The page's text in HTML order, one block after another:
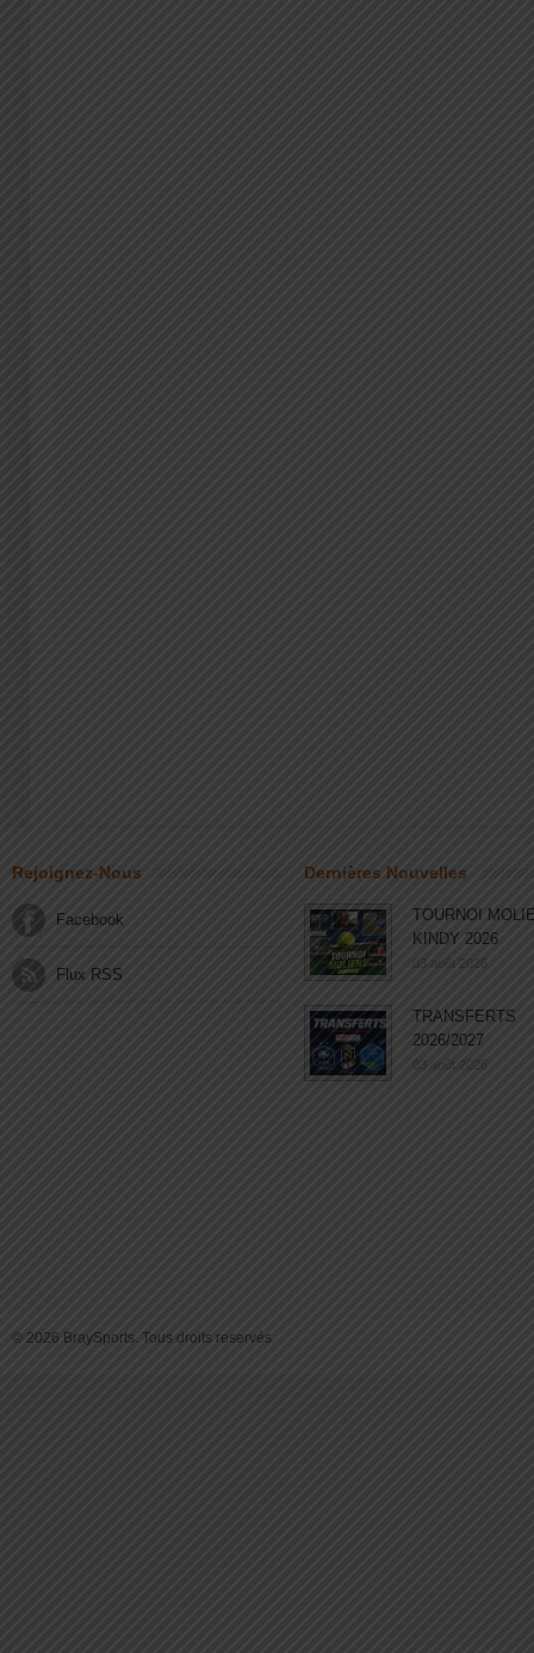
Rejoignez-Nous
Facebook
Flux RSS
Dernières Nouvelles
TOURNOI
KINDY 2026
03 août 2026
TRANSFERTS
2026/2027
03 août 2026
© 2026 BraySports. Tous droits reservés.